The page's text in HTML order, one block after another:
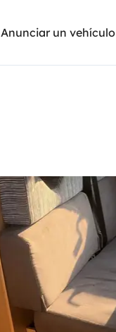
Anunciar un vehículo